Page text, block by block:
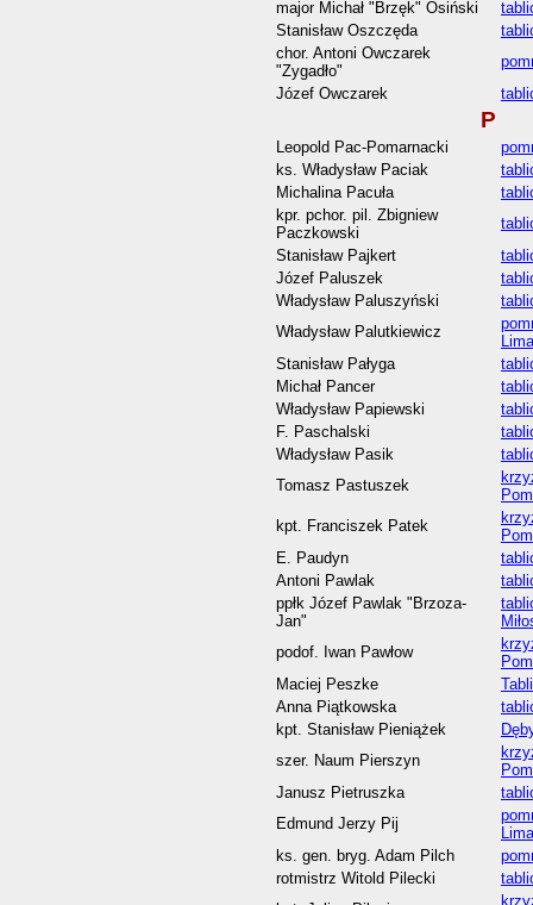
major Michał "Brzęk" Osiński
Stanisław Oszczęda
chor. Antoni Owczarek
"Zygadło"
Józef Owczarek
P
Leopold Pac-Pomarnacki
ks. Władysław Paciak
Michalina Pacuła
kpr. pchor. pil. Zbigniew
Paczkowski
Stanisław Pajkert
Józef Paluszek
Władysław Paluszyński
Władysław Palutkiewicz
Stanisław Pałyga
Michał Pancer
Władysław Papiewski
F. Paschalski
Władysław Pasik
Tomasz Pastuszek
kpt. Franciszek Patek
E. Paudyn
Antoni Pawlak
ppłk Józef Pawlak "Brzoza-
Jan"
podof. Iwan Pawłow
Maciej Peszke
Anna Piątkowska
kpt. Stanisław Pieniążek
szer. Naum Pierszyn
Janusz Pietruszka
Edmund Jerzy Pij
ks. gen. bryg. Adam Pilch
rotmistrz Witold Pilecki